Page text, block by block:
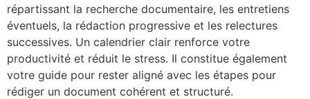
répartissant la recherche documentaire, les entretiens
éventuels, la rédaction progressive et les relectures
successives. Un calendrier clair renforce votre
productivité et réduit le stress. Il constitue également
votre guide pour rester aligné avec les étapes pour
rédiger un document cohérent et structuré.